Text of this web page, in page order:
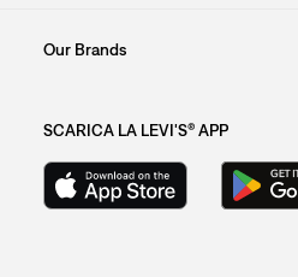
Our Brands
SCARICA LA LEVI'S® APP